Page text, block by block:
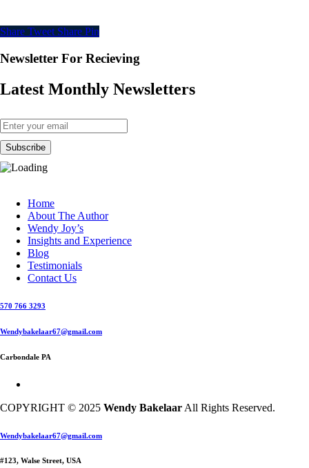
Share Tweet Share Pin
Newsletter For Recieving
Latest Monthly Newsletters
Home
About The Author
Wendy Joy’s
Insights and Experience
Blog
Testimonials
Contact Us
570 766 3293
Wendybakelaar67@gmail.com
Carbondale PA
COPYRIGHT © 2025 Wendy Bakelaar All Rights Reserved.
Close
Wendybakelaar67@gmail.com
#123, Walse Street, USA